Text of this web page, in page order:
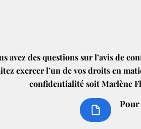
avez des questions sur l’avis de
exercer l’un de vos droits en
confidentialité soit Marlène